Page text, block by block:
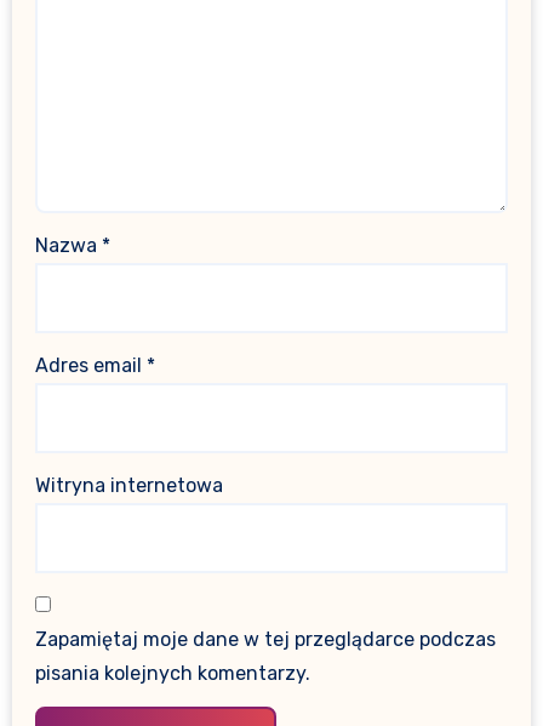
Nazwa *
Adres email *
Witryna internetowa
Zapamiętaj moje dane w tej przeglądarce podczas
pisania kolejnych komentarzy.